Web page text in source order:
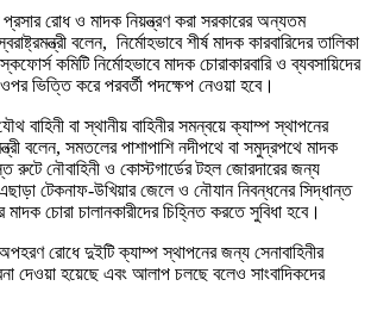
প্রসার রোধ ও মাদক নিয়ন্ত্রণ করা সরকারের অন্যতম
বলেন, নির্মোহভাবে শীর্ষ মাদক কারবারিদের তালিকা
কমিটি নির্মোহভাবে মাদক চোরাকারবারি ও ব্যবসায়িদের
ভিত্তি করে পরবর্তী পদক্ষেপ নেওয়া হবে।
বাহিনী বা স্থানীয় বাহিনীর সমন্বয়ে ক্যাম্প স্থাপনের
বলেন, সমতলের পাশাপাশি নদীপথে বা সমুদ্রপথে মাদক
রুটে নৌবাহিনী ও কোস্টগার্ডের টহল জোরদারের জন্য
টেকনাফ-উখিয়ার জেলে ও নৌযান নিবন্ধনের সিদ্ধান্ত
চোরা চালানকারীদের চিহ্নিত করতে সুবিধা হবে।
রোধে দুইটি ক্যাম্প স্থাপনের জন্য সেনাবাহিনীর
দেওয়া হয়েছে এবং আলাপ চলছে বলেও সাংবাদিকদের